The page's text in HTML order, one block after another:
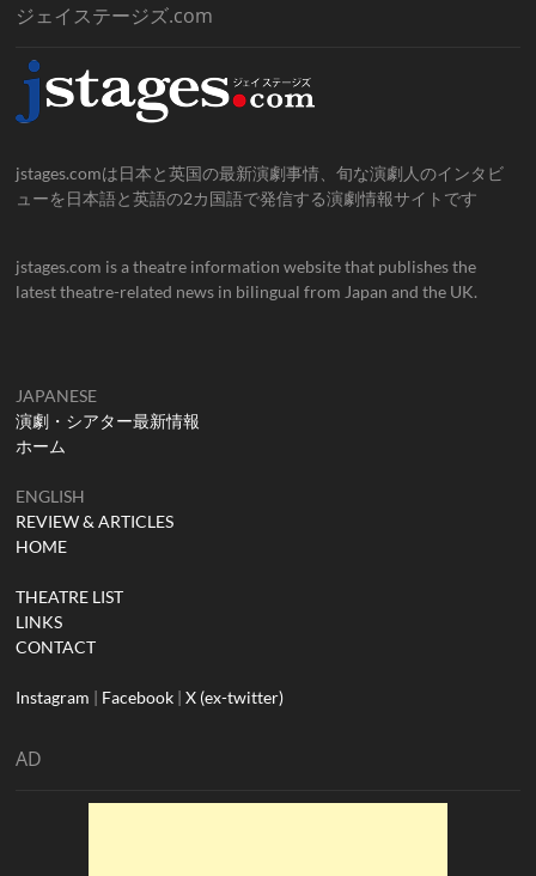
ジェイステージズ.com
jstages.comは日本と英国の最新演劇事情、旬な演劇人のインタビ
ューを日本語と英語の2カ国語で発信する演劇情報サイトです
jstages.com is a theatre information website that publishes the
latest theatre-related news in bilingual from Japan and the UK.
JAPANESE
演劇・シアター最新情報
ホーム
ENGLISH
REVIEW & ARTICLES
HOME
THEATRE LIST
LINKS
CONTACT
Instagram | Facebook |X (ex-twitter)
AD